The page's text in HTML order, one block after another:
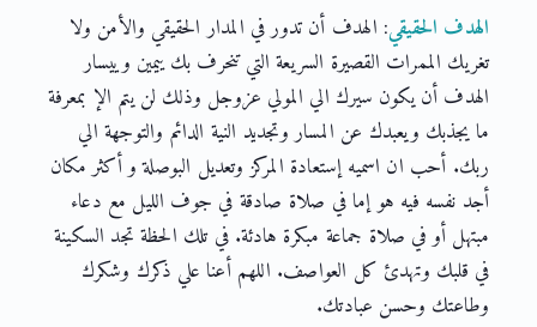
الهدف الحقيقي: الهدف أن تدور في المدار الحقيقي والأمن ولا
تغريك الممرات القصيرة السريعة التي تنحرف بك ييمين وييسار
الهدف أن يكون سيرك الي المولي عزوجل وذلك لن يتم الإ بمعرفة
ما يجذبك ويعبدك عن المسار وتجديد النية الدائم والتوجهة الي
ربك. أحب ان اسميه إستعادة المركز وتعديل البوصلة و أكثر مكان
أجد نفسه فيه هو إما في صلاة صادقة في جوف الليل مع دعاء
مبتهل أو في صلاة جماعة مبكرة هادئة. في تلك الحظة تجد السكينة
في قلبك وتهدئ كل العواصف. اللهم أعنا علي ذكرك وشكرك
وطاعتك وحسن عبادتك.